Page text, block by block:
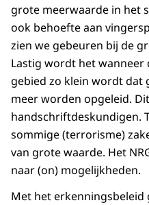
grote meerwaarde in het
ook behoefte aan
zien we gebeuren bij de
Lastig wordt het wanneer
gebied zo klein wordt dat
meer worden opgeleid.
handschriftdeskundigen.
sommige (terrorisme)
van grote waarde. Het
naar (on) mogelijkheden.
Met het erkenningsbeleid